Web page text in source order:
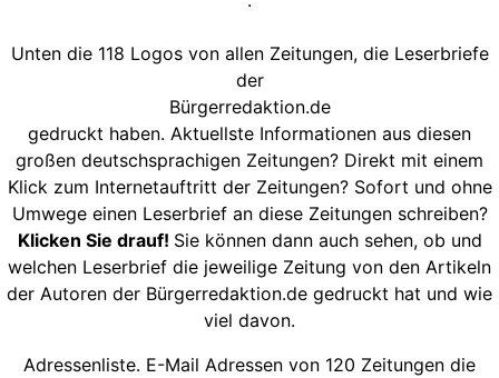
Unten die 118 Logos von allen Zeitungen, die Leserbriefe
der
Bürgerredaktion.de
gedruckt haben. Aktuellste Informationen aus diesen
großen deutschsprachigen Zeitungen? Direkt mit einem
Klick zum Internetauftritt der Zeitungen? Sofort und ohne
Umwege einen Leserbrief an diese Zeitungen schreiben?
Klicken Sie drauf! Sie können dann auch sehen, ob und
welchen Leserbrief die jeweilige Zeitung von den Artikeln
der Autoren der Bürgerredaktion.de gedruckt hat und wie
viel davon.
Adressenliste. E-Mail Adressen von 120 Zeitungen die